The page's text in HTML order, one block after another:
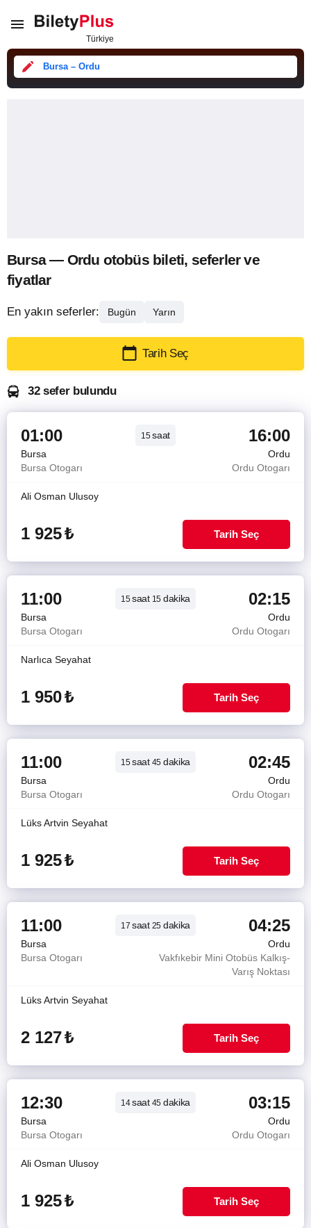
Bursa – Ordu
Bursa — Ordu otobüs bileti, seferler ve
fiyatlar
En yakın seferler: Bugün Yarın
Tarih Seç
32 sefer bulundu
01:00 15saat 16:00
Bursa
Ordu
Bursa Otogarı
Ordu Otogarı
Ali Osman Ulusoy
1 925₺ Tarih Seç
11:00 15saat15 dakika 02:15
Bursa
Ordu
Bursa Otogarı
Ordu Otogarı
Narlıca Seyahat
1 950₺ Tarih Seç
11:00 15saat45 dakika 02:45
Bursa
Ordu
Bursa Otogarı
Ordu Otogarı
Lüks Artvin Seyahat
1 925₺ Tarih Seç
11:00 17saat25 dakika 04:25
Bursa
Ordu
Bursa Otogarı
Vakfıkebir Mini Otobüs Kalkış-
Varış Noktası
Lüks Artvin Seyahat
2 127₺ Tarih Seç
12:30 14saat45 dakika 03:15
Bursa
Ordu
Bursa Otogarı
Ordu Otogarı
Ali Osman Ulusoy
1 925₺ Tarih Seç